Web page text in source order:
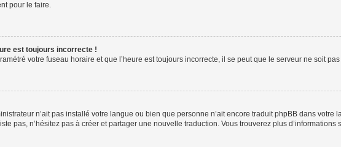
pour le faire.
est toujours incorrecte !
votre fuseau horaire et que l’heure est toujours incorrecte, il se peut que le serveur ne soit
n’ait pas installé votre langue ou bien que personne n’ait encore traduit phpBB dans
pas, n’hésitez pas à créer et partager une nouvelle traduction. Vous trouverez plus d’informations